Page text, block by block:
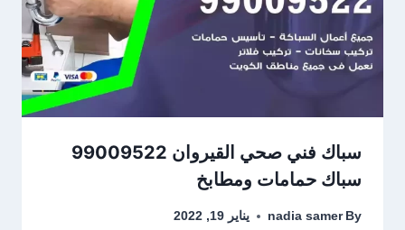
سباك فني صحي القيروان 99009522
سباك حمامات ومطابخ
By
nadia samer يناير 19, 2022